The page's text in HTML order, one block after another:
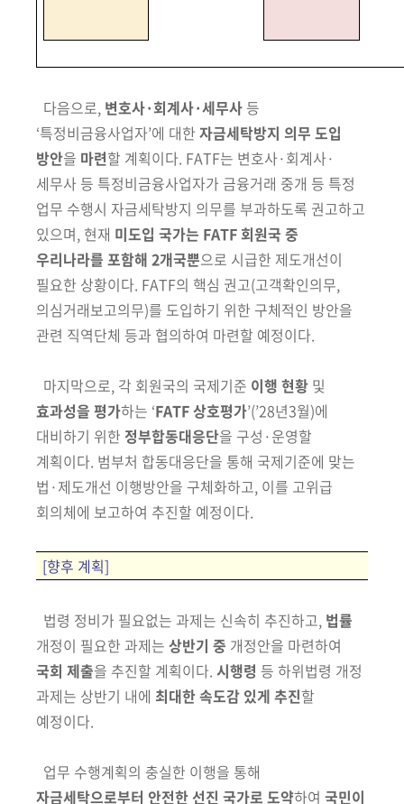
다음으로, 변호사·회계사·세무사 등
‘특정비금융사업자’에 대한 자금세탁방지 의무 도입
방안을 마련할 계획이다. FATF는 변호사·회계사·
세무사 등 특정비금융사업자가 금융거래 중개 등 특정
업무 수행시 자금세탁방지 의무를 부과하도록 권고하고
있으며, 현재 미도입 국가는 FATF 회원국 중
우리나라를 포함해 2개국뿐으로 시급한 제도개선이
필요한 상황이다. FATF의 핵심 권고(고객확인의무,
의심거래보고의무)를 도입하기 위한 구체적인 방안을
관련 직역단체 등과 협의하여 마련할 예정이다.
마지막으로, 각 회원국의 국제기준 이행 현황 및
효과성을 평가하는 ‘FATF상호평가’(’28년3월)에
대비하기 위한 정부합동대응단을 구성·운영할
계획이다. 범부처 합동대응단을 통해 국제기준에 맞는
법·제도개선 이행방안을 구체화하고, 이를 고위급
회의체에 보고하여 추진할 예정이다.
[향후 계획]
법령 정비가 필요없는 과제는 신속히 추진하고, 법률
개정이 필요한 과제는 상반기 중 개정안을 마련하여
국회 제출을 추진할 계획이다. 시행령 등 하위법령 개정
과제는 상반기 내에 최대한 속도감 있게 추진할
예정이다.
업무 수행계획의 충실한 이행을 통해
자금세탁으로부터 안전한 선진 국가로 도약하여 국민이